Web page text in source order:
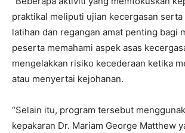
praktikal meliputi ujian kecergasan
latihan dan regangan amat penting bagi
peserta memahami aspek asas
mengelakkan risiko kecederaan ketika
atau menyertai kejohanan.
“Selain itu, program tersebut
kepakaran Dr. Mariam George Matthew